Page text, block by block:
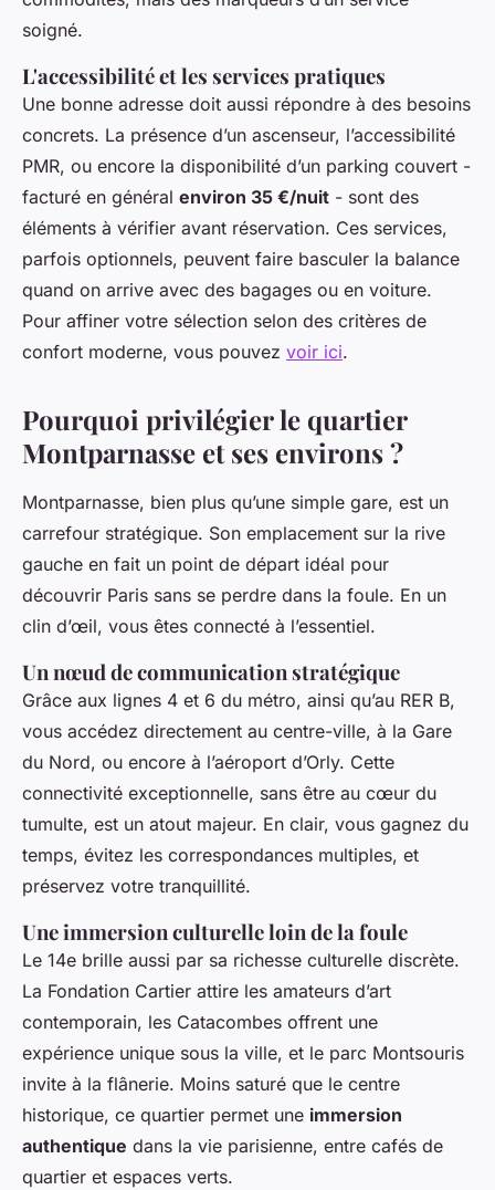
soigné.
L'accessibilité et les services pratiques
Une bonne adresse doit aussi répondre à des besoins
concrets. La présence d’un ascenseur, l’accessibilité
PMR, ou encore la disponibilité d’un parking couvert -
facturé en général environ 35 €/nuit - sont des
éléments à vérifier avant réservation. Ces services,
parfois optionnels, peuvent faire basculer la balance
quand on arrive avec des bagages ou en voiture.
Pour affiner votre sélection selon des critères de
confort moderne, vous pouvez voir ici.
Pourquoi privilégier le quartier
Montparnasse et ses environs ?
Montparnasse, bien plus qu’une simple gare, est un
carrefour stratégique. Son emplacement sur la rive
gauche en fait un point de départ idéal pour
découvrir Paris sans se perdre dans la foule. En un
clin d’œil, vous êtes connecté à l’essentiel.
Un nœud de communication stratégique
Grâce aux lignes 4 et 6 du métro, ainsi qu’au RER B,
vous accédez directement au centre-ville, à la Gare
du Nord, ou encore à l’aéroport d’Orly. Cette
connectivité exceptionnelle, sans être au cœur du
tumulte, est un atout majeur. En clair, vous gagnez du
temps, évitez les correspondances multiples, et
préservez votre tranquillité.
Une immersion culturelle loin de la foule
Le 14e brille aussi par sa richesse culturelle discrète.
La Fondation Cartier attire les amateurs d’art
contemporain, les Catacombes offrent une
expérience unique sous la ville, et le parc Montsouris
invite à la flânerie. Moins saturé que le centre
historique, ce quartier permet une immersion
authentique dans la vie parisienne, entre cafés de
quartier et espaces verts.